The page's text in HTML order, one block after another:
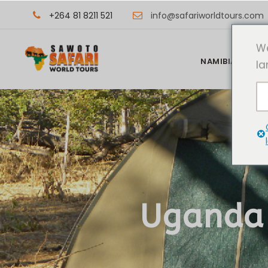
+264 81 8211 521 info@safariworldtours.com
NAMIBIA